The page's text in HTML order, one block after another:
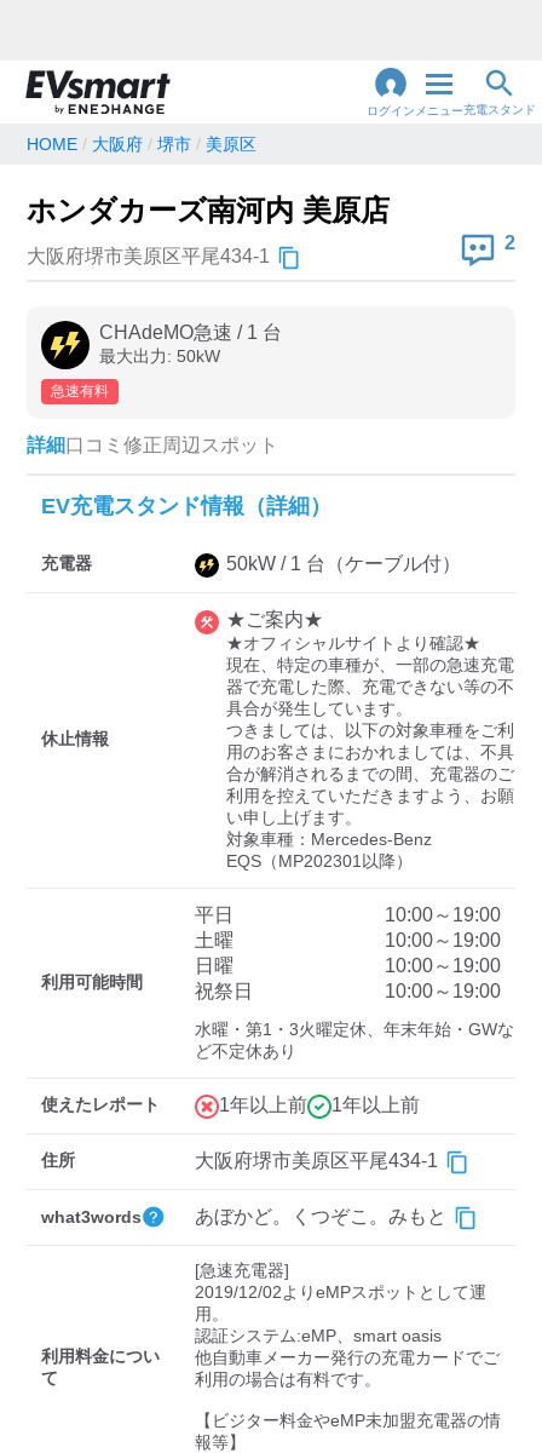
ログイン メニュー充電スタンド
地名・観光スポット・住所で検索
充電器の種類
急速充電器のみ表示
高速道路上のみ表示
認証システム
三菱ディーラーを表示
日産ディーラーを表示
トヨタディーラーを表
示
中速-20kW-以上 急速-44kW-以上
HOME 大阪府 堺市 美原区
ホンダカーズ南河内 美原店
大阪府堺市美原区平尾434-1
2
CHAdeMO急速 / 1 台
最大出力: 50kW
急速有料
詳細口コミ 修正周辺スポット
EV充電スタンド情報（詳細）
充電器 50kW / 1 台 （ケーブル付）
休止情報
★ご案内★
★オフィシャルサイトより確認★
現在、特定の車種が、一部の急速充電
器で充電した際、充電できない等の不
具合が発生しています。
つきましては、以下の対象車種をご利
用のお客さまにおかれましては、不具
合が解消されるまでの間、充電器のご
利用を控えていただきますよう、お願
い申し上げます。
対象車種：Mercedes-Benz
EQS（MP202301以降）
利用可能時間
平日
10:00～19:00
土曜
10:00～19:00
日曜
10:00～19:00
祝祭日
10:00～19:00
水曜・第1・3火曜定休、年末年始・GWな
ど不定休あり
使えたレポート 1年以上前 1年以上前
住所 大阪府堺市美原区平尾434-1
what3words あぼかど。くつぞこ。みもと
利用料金につい
て
[急速充電器]
2019/12/02よりeMPスポットとして運
用。
認証システム:eMP、smart oasis
他自動車メーカー発行の充電カードでご
利用の場合は有料です。
【ビジター料金やeMP未加盟充電器の情
報等】